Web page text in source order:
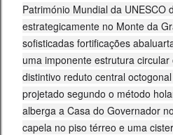
Património Mundial da UNESCO
estrategicamente no Monte da
sofisticadas fortificações
uma imponente estrutura
distintivo reduto central
projetado segundo o método
alberga a Casa do Governador
capela no piso térreo e uma